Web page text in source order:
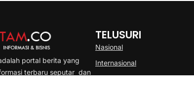
portal berita yang
terbaru seputar dan
TELUSURI
Nasional
Internasional